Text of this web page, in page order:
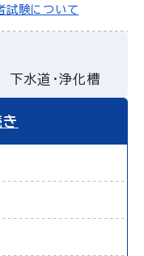
試験について
下水道・浄化槽
き